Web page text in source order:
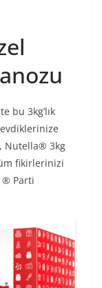
bu 3kg’lık
Nutella® 3kg
fikirlerinizi
® Parti